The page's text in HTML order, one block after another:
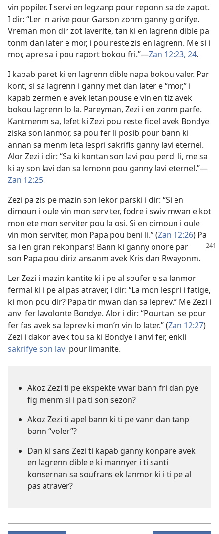
vin popiler. I servi en legzanp pour reponn sa de zapot.
I dir: “Ler in arive pour Garson zonm ganny glorifye.
Vreman mon dir zot laverite, tan ki en lagrenn dible pa
tonm dan later e mor, i pou reste zis en lagrenn. Me si i
mor, apre sa i pou raport bokou fri.”​—Zan 12:23, 24.
I kapab paret ki en lagrenn dible napa bokou valer. Par
kont, si sa lagrenn i ganny met dan later e “mor,” i
kapab zermen e avek letan pouse e vin en tiz avek
bokou lagrenn lo la. Pareyman, Zezi i en zonm parfe.
Kantmenm sa, lefet ki Zezi pou reste fidel avek Bondye
ziska son lanmor, sa pou fer li posib pour bann ki
annan sa menm leta lespri sakrifis ganny lavi eternel.
Alor Zezi i dir: “Sa ki kontan son lavi pou perdi li, me sa
ki ay son lavi dan sa lemonn pou ganny lavi eternel.”​—
Zan 12:25.
Zezi pa zis pe mazin son lekor parski i dir: “Si en
dimoun i oule vin mon serviter, fodre i swiv mwan e kot
mon ete mon serviter pou la osi. Si en dimoun i oule
vin mon serviter, mon Papa pou beni li.” (Zan 12:26) Pa
sa i en gran rekonpans! Bann ki ganny onore par
son Papa pou diriz ansanm avek Kris dan Rwayonm.
Ler Zezi i mazin kantite ki i pe al soufer e sa lanmor
fermal ki i pe al pas atraver, i dir: “La mon lespri i fatige,
ki mon pou dir? Papa tir mwan dan sa leprev.” Me Zezi i
anvi fer lavolonte Bondye. Alor i dir: “Pourtan, se pour
fer fas avek sa leprev ki mon’n vin lo later.” (Zan 12:27)
Zezi i dakor avek tou sa ki Bondye i anvi fer, enkli
sakrifye son lavi pour limanite.
Akoz Zezi ti pe ekspekte vwar bann fri dan pye
fig menm si i pa ti son sezon?
Akoz Zezi ti apel bann ki ti pe vann dan tanp
bann “voler”?
Dan ki sans Zezi ti kapab ganny konpare avek
en lagrenn dible e ki mannyer i ti santi
konsernan sa soufrans ek lanmor ki i ti pe al
pas atraver?